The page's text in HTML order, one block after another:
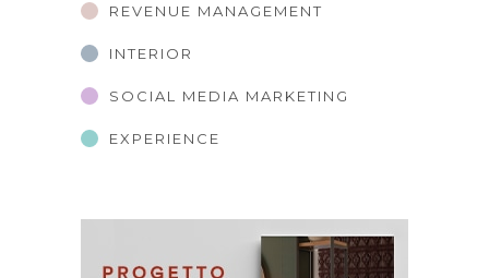
REVENUE MANAGEMENT
INTERIOR
SOCIAL MEDIA MARKETING
EXPERIENCE